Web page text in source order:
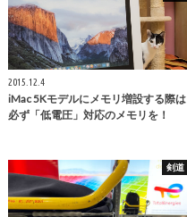
2015.12.4
iMac 5Kモデルにメモリ増設する際は
必ず「低電圧」対応のメモリを！
剣道